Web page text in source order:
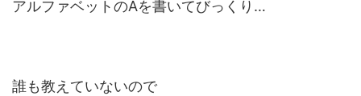
アルファベットのAを書いてびっくり…
誰も教えていないので